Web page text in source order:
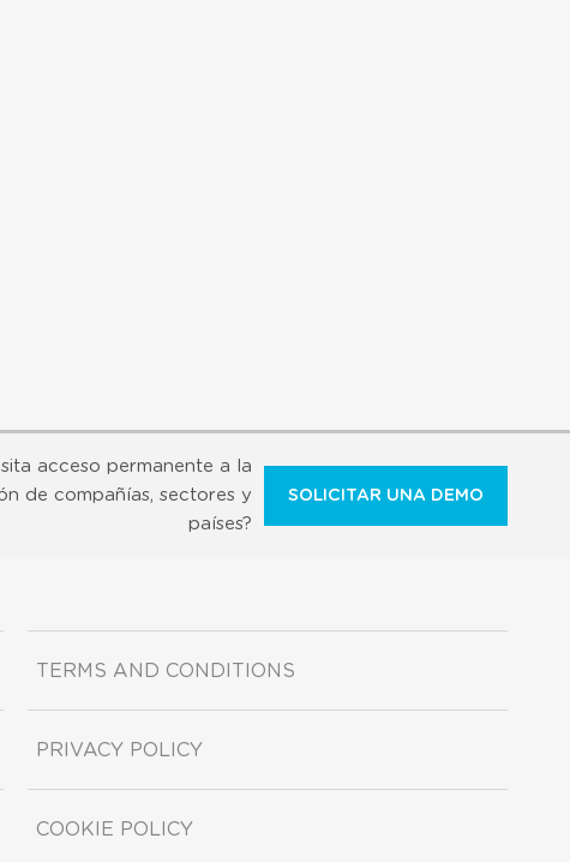
acceso permanente a la
de compañías, sectores y
países?
SOLICITAR UNA DEMO
TERMS AND CONDITIONS
PRIVACY POLICY
COOKIE POLICY